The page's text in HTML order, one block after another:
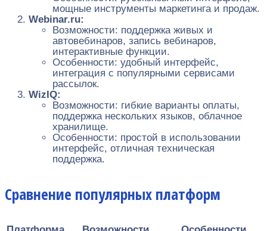
мощные инструменты маркетинга и продаж.
Webinar.ru:
Возможности: поддержка живых и
автовебинаров, запись вебинаров,
интерактивные функции.
Особенности: удобный интерфейс,
интеграция с популярными сервисами
рассылок.
WizIQ:
Возможности: гибкие варианты оплаты,
поддержка нескольких языков, облачное
хранилище.
Особенности: простой в использовании
интерфейс, отличная техническая
поддержка.
Сравнение популярных платформ